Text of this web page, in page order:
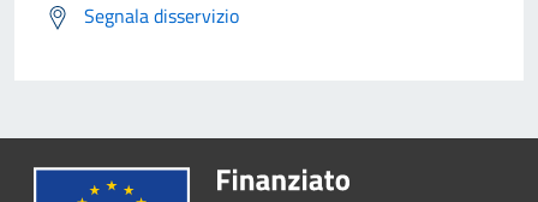
Segnala disservizio